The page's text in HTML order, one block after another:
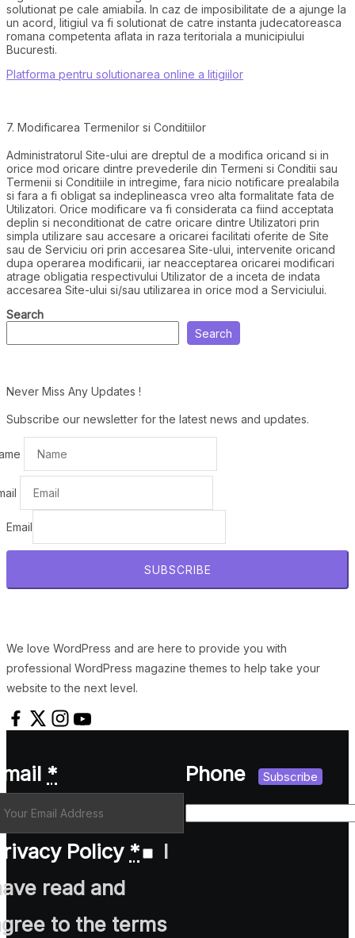
solutionat pe cale amiabila. In caz de imposibilitate de a ajunge la
un acord, litigiul va fi solutionat de catre instanta judecatoreasca
romana competenta aflata in raza teritoriala a municipiului
Bucuresti.
Platforma pentru solutionarea online a litigiilor
7. Modificarea Termenilor si Conditiilor
Administratorul Site-ului are dreptul de a modifica oricand si in
orice mod oricare dintre prevederile din Termeni si Conditii sau
Termenii si Conditiile in intregime, fara nicio notificare prealabila
si fara a fi obligat sa indeplineasca vreo alta formalitate fata de
Utilizatori. Orice modificare va fi considerata ca fiind acceptata
deplin si neconditionat de catre oricare dintre Utilizatori prin
simpla utilizare sau accesare a oricarei facilitati oferite de Site
sau de Serviciu ori prin accesarea Site-ului, intervenite oricand
dupa operarea modificarii, iar neacceptarea oricarei modificari
atrage obligatia respectivului Utilizator de a inceta de indata
accesarea Site-ului si/sau utilizarea in orice mod a Serviciului.
Search
Search
Never Miss Any Updates !
Subscribe our newsletter for the latest news and updates.
Email
SUBSCRIBE
We love WordPress and are here to provide you with
professional WordPress magazine themes to help take your
website to the next level.
*
Policy *
I
read and
to the terms
Phone Subscribe